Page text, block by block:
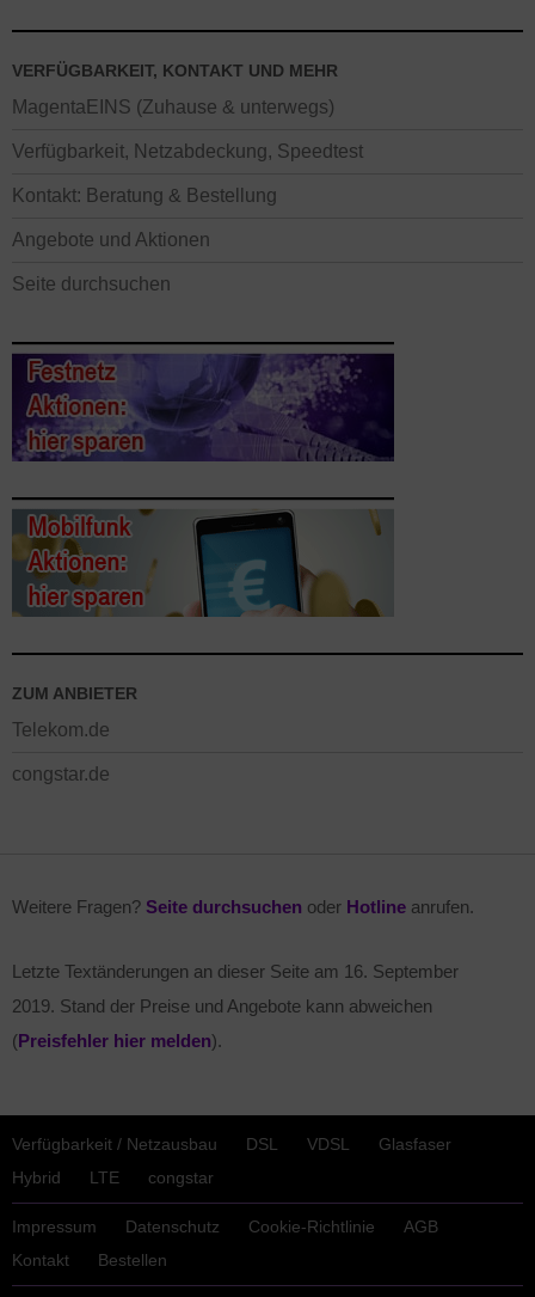
VERFÜGBARKEIT, KONTAKT UND MEHR
MagentaEINS (Zuhause & unterwegs)
Verfügbarkeit, Netzabdeckung, Speedtest
Kontakt: Beratung & Bestellung
Angebote und Aktionen
Seite durchsuchen
ZUM ANBIETER
Telekom.de
congstar.de
Weitere Fragen? Seite durchsuchen oder Hotline anrufen.
Letzte Textänderungen an dieser Seite am 16. September
2019. Stand der Preise und Angebote kann abweichen
(Preisfehler hier melden).
Verfügbarkeit / Netzausbau DSL VDSL
Glasfaser
Hybrid
LTE congstar
Impressum Datenschutz Cookie-Richtlinie
AGB
Kontakt
Bestellen